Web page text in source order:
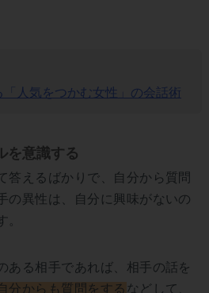
人気をつかむ女性」の会話術
を意識する
答えるばかりで、自分から質問
の異性は、自分に興味がないの
。
ある相手であれば、相手の話を
分からも質問をする などして、